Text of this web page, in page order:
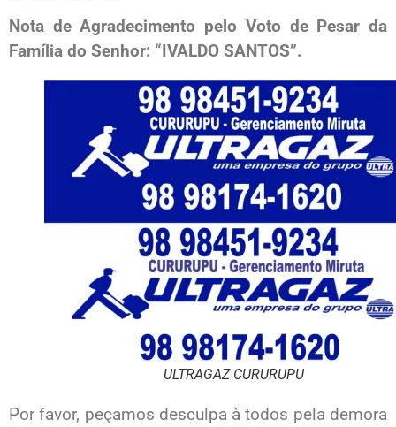
Nota de Agradecimento pelo Voto de Pesar da
Família do Senhor: “IVALDO SANTOS”.
ULTRAGAZ CURURUPU
Por favor, peçamos desculpa à todos pela demora